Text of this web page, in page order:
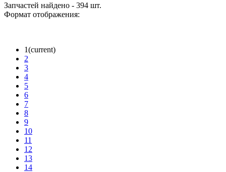
Запчастей найдено - 394 шт.
Формат отображения:
1(current)
2
3
4
5
6
7
8
9
10
11
12
13
14